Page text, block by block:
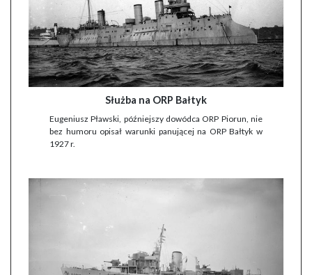
Służba na ORP Bałtyk
Eugeniusz Pławski, późniejszy dowódca ORP Piorun, nie
bez humoru opisał warunki panującej na ORP Bałtyk w
1927 r.